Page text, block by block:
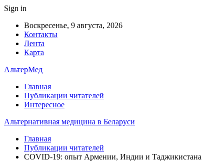
Sign in
Воскресенье, 9 августа, 2026
Контакты
Лента
Карта
АльтерМед
Главная
Публикации читателей
Интересное
Альтернативная медицина в Беларуси
Главная
Публикации читателей
COVID-19: опыт Армении, Индии и Таджикистана